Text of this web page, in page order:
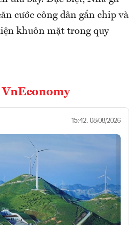
cước công dân gắn chip và
khuôn mặt trong quy
VnEconomy
15:42, 08/08/2026